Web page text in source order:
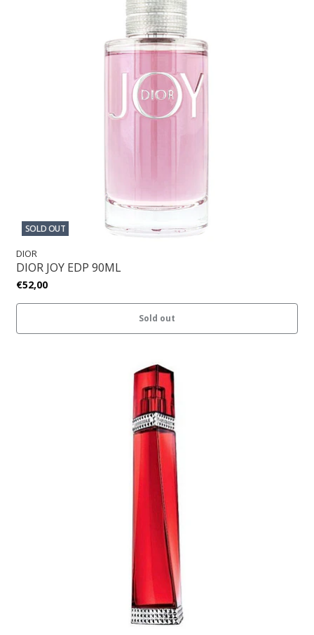
SOLD OUT
DIOR
DIOR JOY EDP 90ML
€52,00
Sold out